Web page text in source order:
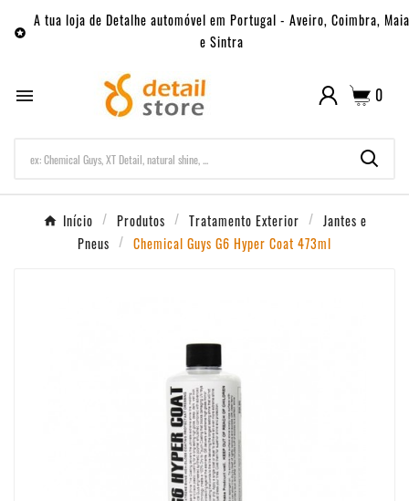

A tua loja de Detalhe automóvel em Portugal - Aveiro, Coimbra, Maia
e Sintra
 0
Início Produtos Tratamento Exterior
Jantes e
Pneus
Chemical Guys G6 Hyper Coat 473ml